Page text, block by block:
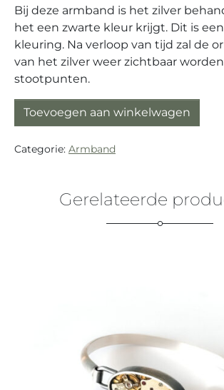
Bij deze armband is het zilver
het een zwarte kleur krijgt. Dit is
kleuring. Na verloop van tijd zal de
van het zilver weer zichtbaar
stootpunten.
Armband zilver (925) met
Toevoegen aan winkelwagen
Categorie: Armband
Gerelateerde